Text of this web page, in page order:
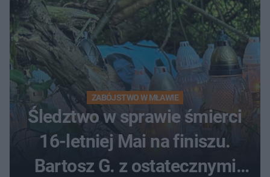
ZABÓJSTWO W MŁAWIE
Śledztwo w sprawie śmierci
16-letniej Mai na finiszu.
Bartosz G. z ostatecznymi